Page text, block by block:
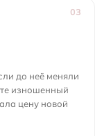
03
до неё меняли
изношенный
цену новой